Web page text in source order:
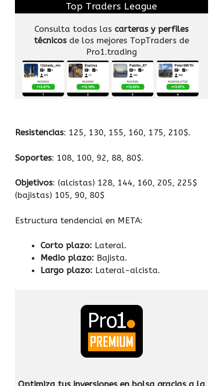
Top Traders League
Consulta todas las carteras y perfiles
técnicos de los mejores TopTraders de
Pro1.trading
Resistencias: 125, 130, 155, 160, 175, 210$.
Soportes: 108, 100, 92, 88, 80$.
Objetivos: (alcistas) 128, 144, 160, 205, 225$
(bajistas) 105, 90, 80$
Estructura tendencial en META:
Corto plazo: Lateral.
Medio plazo: Bajista.
Largo plazo: Lateral-alcista.